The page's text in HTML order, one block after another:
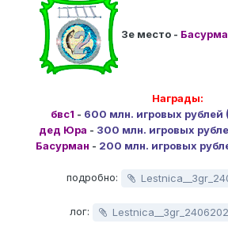
3е место -
Награды:
бвс1 - 600 млн. игровых
дед Юра - 300 млн. игровых
Басурман - 200 млн. игровых
подробно:
лог: